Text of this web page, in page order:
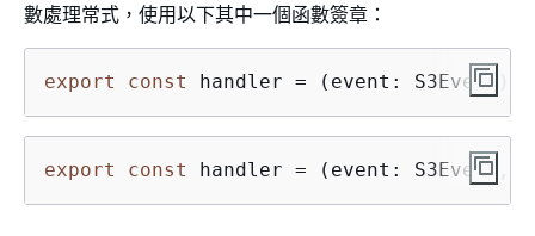
數處理常式，使用以下其中一個函數簽章：
export const handler = (event: S3Event):
export const handler = (event: S3Event,